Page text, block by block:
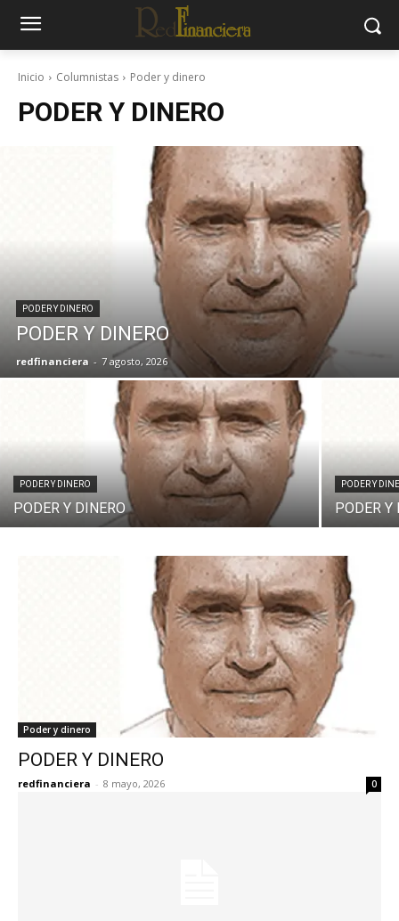
Inicio Columnistas Poder y dinero
PODER Y DINERO
PODER Y DINERO
PODER Y DINERO
redfinanciera - 7 agosto, 2026
PODER Y DINERO
PODER Y DINERO
PODER Y
PODER Y
Poder y dinero
PODER Y DINERO
redfinanciera - 8 mayo, 2026 0